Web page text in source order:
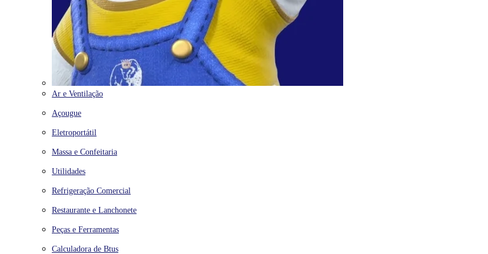
Ar e Ventilação
Açougue
Eletroportátil
Massa e Confeitaria
Utilidades
Refrigeração Comercial
Restaurante e Lanchonete
Peças e Ferramentas
Calculadora de Btus